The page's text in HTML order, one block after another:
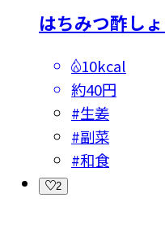
はちみつ酢し
10kcal
約40円
#生姜
#副菜
#和食
2